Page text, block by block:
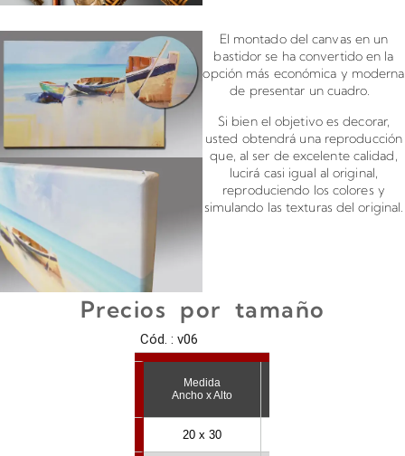
El montado del canvas en un
bastidor se ha convertido en la
opción más económica y moderna
de presentar un cuadro.
Si bien el objetivo es decorar,
usted obtendrá una reproducción
que, al ser de excelente calidad,
lucirá casi igual al original,
reproduciendo los colores y
simulando las texturas del original.
Precios por tamaño